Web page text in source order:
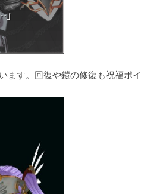
ます。回復や鎧の修復も祝福ポイ